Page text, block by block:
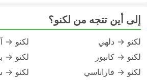
إلى أين تتجه من لكنو؟
لكنو → دلهي
لكنو → كانبور
لكنو → فاراناسي
لكنو →
لكنو →
لكنو →